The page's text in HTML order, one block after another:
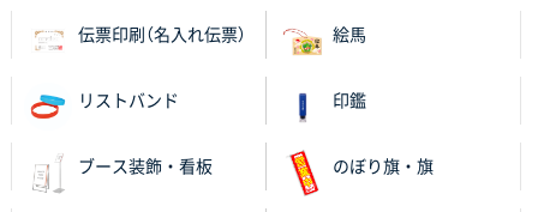
レギュラーのぼり（W600mm×H1800mm）
紹介されたから
伝票印刷（名入れ伝票） 絵馬
リストバンド 印鑑
ブース装飾・看板 のぼり旗・旗